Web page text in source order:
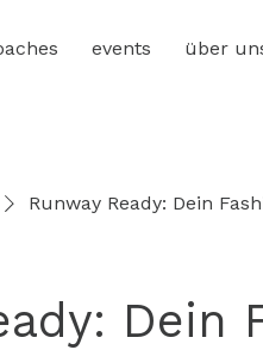
events über
Runway Ready: Dein
Dein